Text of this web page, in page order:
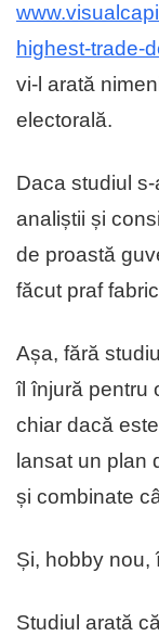
highest-trade-
vi-l arată
electorală.
Daca studiul
analiștii și
de proastă
făcut praf
Așa, fără
îl înjură pentru
chiar dacă
lansat un plan
și combinate
Și, hobby nou,
Studiul arată